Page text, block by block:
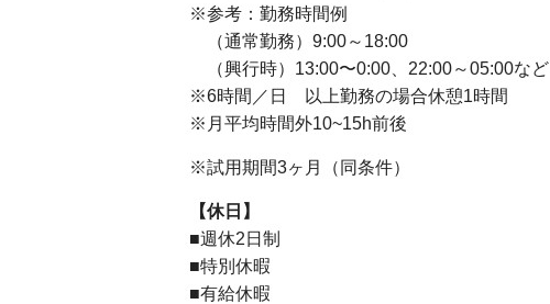
※参考：勤務時間例
（通常勤務）9:00～18:00
（興行時）13:00〜0:00、22:00～05:00など
※6時間／日 以上勤務の場合休憩1時間
※月平均時間外10~15h前後
※試用期間3ヶ月（同条件）
【休日】
■週休2日制
■特別休暇
■有給休暇